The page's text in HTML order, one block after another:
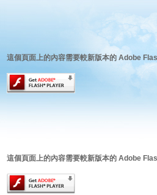
這個頁面上的內容需要較新版本的 Adobe
這個頁面上的內容需要較新版本的 Adobe